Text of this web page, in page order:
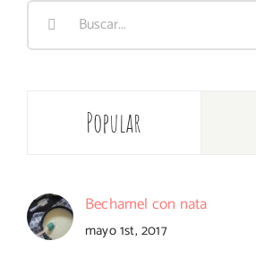
Buscar:
Popular
Bechamel con nata
mayo 1st, 2017